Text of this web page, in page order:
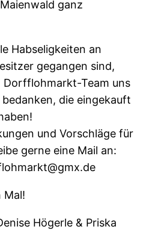
ganz
Habseligkeiten an
gegangen sind,
Team uns
die eingekauft
und Vorschläge für
gerne eine Mail an:
Mal!
Högerle & Priska